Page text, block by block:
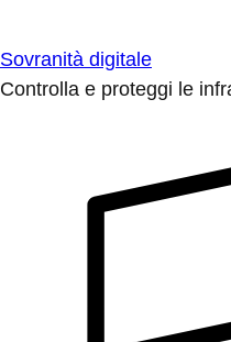
Sovranità digitale
Controlla e proteggi le